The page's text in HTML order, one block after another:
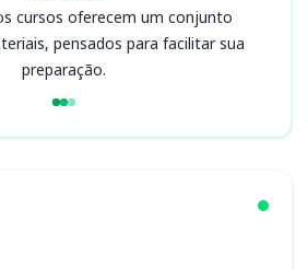
cursos oferecem um conjunto
pensados para facilitar sua
preparação.